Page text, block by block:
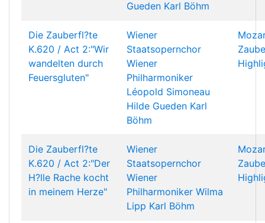
Gueden Karl Böhm
Die Zauberfl?te
K.620 / Act 2:"Wir
wandelten durch
Feuersgluten"
Wiener
Staatsopernchor
Wiener
Philharmoniker
Léopold Simoneau
Hilde Gueden Karl
Böhm
Die Zauberfl?te
K.620 / Act 2:"Der
H?lle Rache kocht
in meinem Herze"
Wiener
Staatsopernchor
Wiener
Philharmoniker Wilma
Lipp Karl Böhm